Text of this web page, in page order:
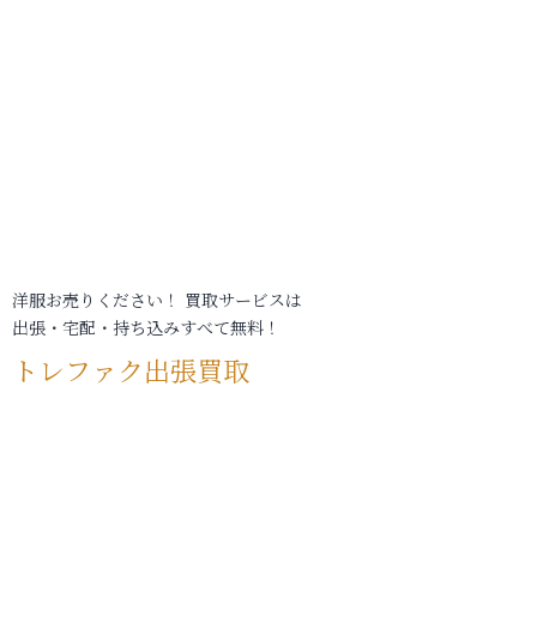
洋服お売りください！ 買取サービスは
出張・宅配・持ち込みすべて無料！
トレファク出張買取